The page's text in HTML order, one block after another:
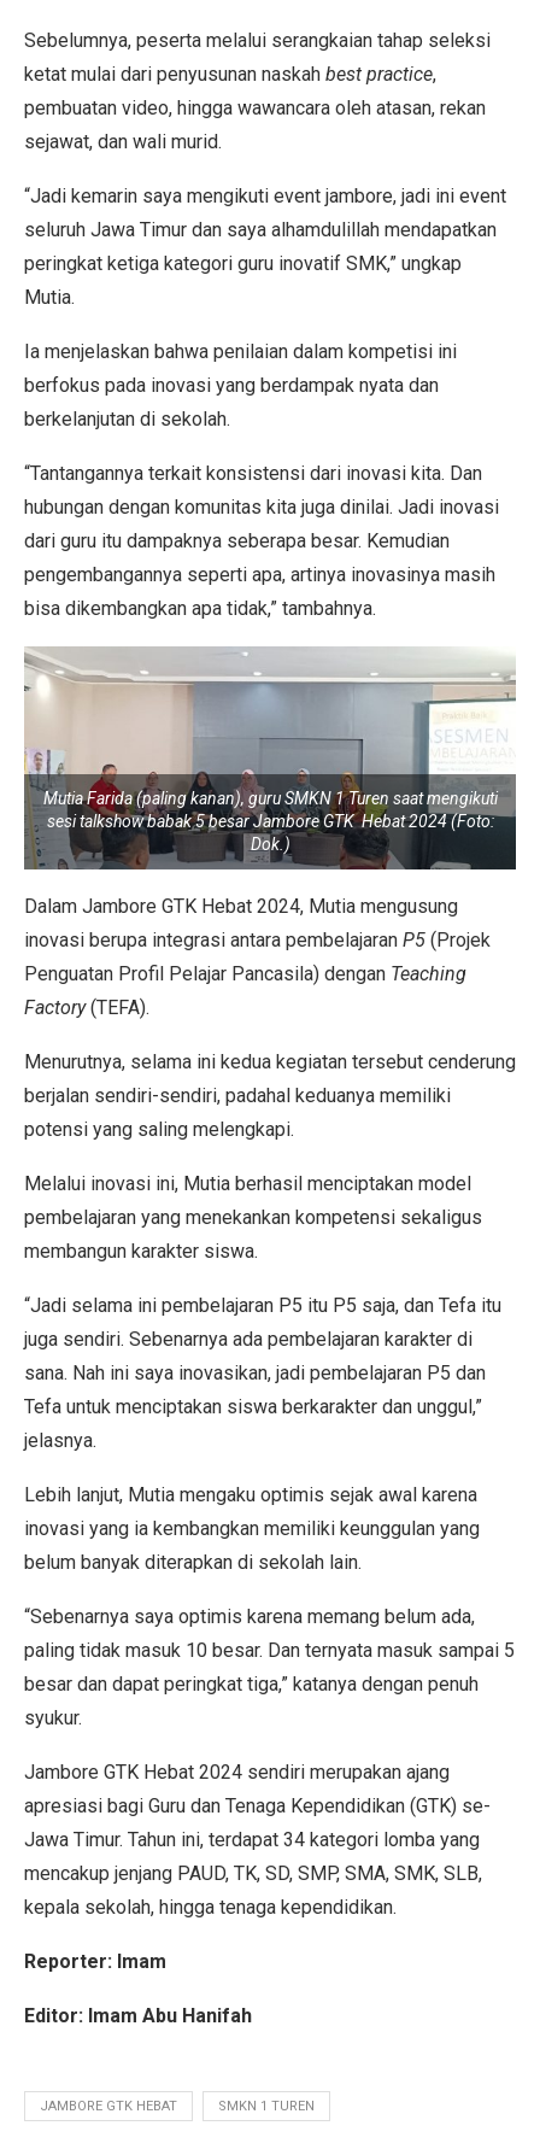
Sebelumnya, peserta melalui serangkaian tahap seleksi
ketat mulai dari penyusunan naskah best practice,
pembuatan video, hingga wawancara oleh atasan, rekan
sejawat, dan wali murid.
“Jadi kemarin saya mengikuti event jambore, jadi ini event
seluruh Jawa Timur dan saya alhamdulillah mendapatkan
peringkat ketiga kategori guru inovatif SMK,” ungkap
Mutia.
Ia menjelaskan bahwa penilaian dalam kompetisi ini
berfokus pada inovasi yang berdampak nyata dan
berkelanjutan di sekolah.
“Tantangannya terkait konsistensi dari inovasi kita. Dan
hubungan dengan komunitas kita juga dinilai. Jadi inovasi
dari guru itu dampaknya seberapa besar. Kemudian
pengembangannya seperti apa, artinya inovasinya masih
bisa dikembangkan apa tidak,” tambahnya.
Mutia Farida (paling kanan), guru SMKN 1 Turen saat mengikuti
sesi talkshow babak 5 besar Jambore GTK Hebat 2024 (Foto:
Dok.)
Dalam Jambore GTK Hebat 2024, Mutia mengusung
inovasi berupa integrasi antara pembelajaran P5 (Projek
Penguatan Profil Pelajar Pancasila) dengan Teaching
Factory(TEFA).
Menurutnya, selama ini kedua kegiatan tersebut cenderung
berjalan sendiri-sendiri, padahal keduanya memiliki
potensi yang saling melengkapi.
Melalui inovasi ini, Mutia berhasil menciptakan model
pembelajaran yang menekankan kompetensi sekaligus
membangun karakter siswa.
“Jadi selama ini pembelajaran P5 itu P5 saja, dan Tefa itu
juga sendiri. Sebenarnya ada pembelajaran karakter di
sana. Nah ini saya inovasikan, jadi pembelajaran P5 dan
Tefa untuk menciptakan siswa berkarakter dan unggul,”
jelasnya.
Lebih lanjut, Mutia mengaku optimis sejak awal karena
inovasi yang ia kembangkan memiliki keunggulan yang
belum banyak diterapkan di sekolah lain.
“Sebenarnya saya optimis karena memang belum ada,
paling tidak masuk 10 besar. Dan ternyata masuk sampai 5
besar dan dapat peringkat tiga,” katanya dengan penuh
syukur.
Jambore GTK Hebat 2024 sendiri merupakan ajang
apresiasi bagi Guru dan Tenaga Kependidikan (GTK) se-
Jawa Timur. Tahun ini, terdapat 34 kategori lomba yang
mencakup jenjang PAUD, TK, SD, SMP, SMA, SMK, SLB,
kepala sekolah, hingga tenaga kependidikan.
Reporter: Imam
Editor: Imam Abu Hanifah
JAMBORE GTK HEBAT SMKN 1 TUREN